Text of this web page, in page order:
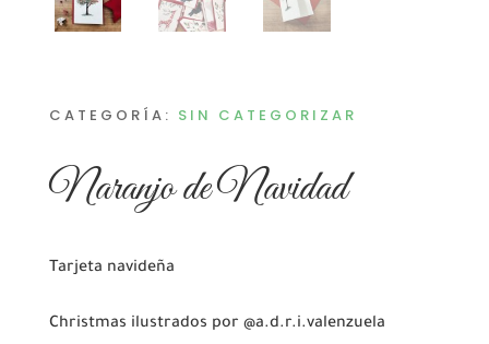
CATEGORÍA: SIN CATEGORIZAR
Naranjo de Navidad
Tarjeta navideña
Christmas ilustrados por @a.d.r.i.valenzuela